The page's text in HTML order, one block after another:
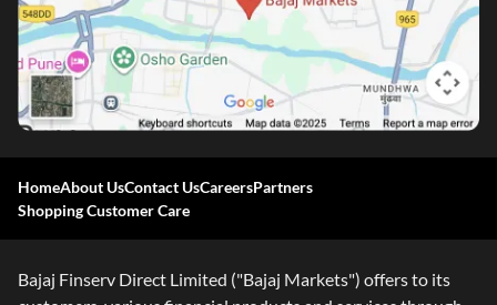
One-stop Digital Marketplace
Check Loan & Card Offers from 50+ Partners
Exciting offers await with easy approval. Log in to check
*T&C of the partner are applicable
HomeAbout UsContact UsCareersPartners
Shopping Customer Care
Bajaj Finserv Direct Limited ("Bajaj Markets") offers to its